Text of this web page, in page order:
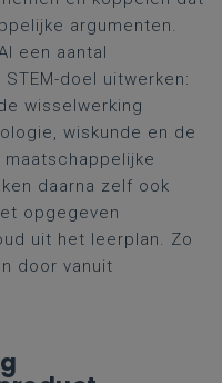
argumenten.
een aantal
doel uitwerken:
wisselwerking
wiskunde en de
daarna zelf ook
opgegeven
uit het leerplan. Zo
door vanuit